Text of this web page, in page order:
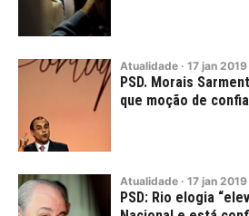
Atualidade · 17 jan 2019
PSD. Morais
que moção de
Atualidade · 17 jan 2019
PSD: Rio elogia